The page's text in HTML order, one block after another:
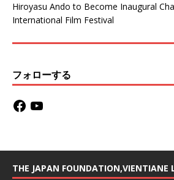
Hiroyasu Ando to Become Inaugural
International Film Festival
フォローする
THE JAPAN FOUNDATION,VIENTIANE